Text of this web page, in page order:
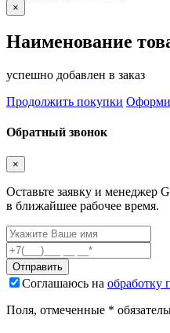
×
Наименование
успешно добавлен в заказ
Продолжить покупки
Обратный звонок
×
Оставьте заявку и менеджер
в ближайшее рабочее время.
Соглашаюсь на обработку
Поля, отмеченные *